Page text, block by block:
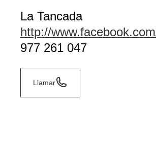
La Tancada
http://
977 261 047
Llamar